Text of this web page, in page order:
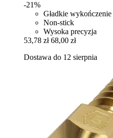
-21%
Gładkie wykończenie
Non-stick
Wysoka precyzja
53,78 zł 68,00 zł
Dostawa do 12 sierpnia